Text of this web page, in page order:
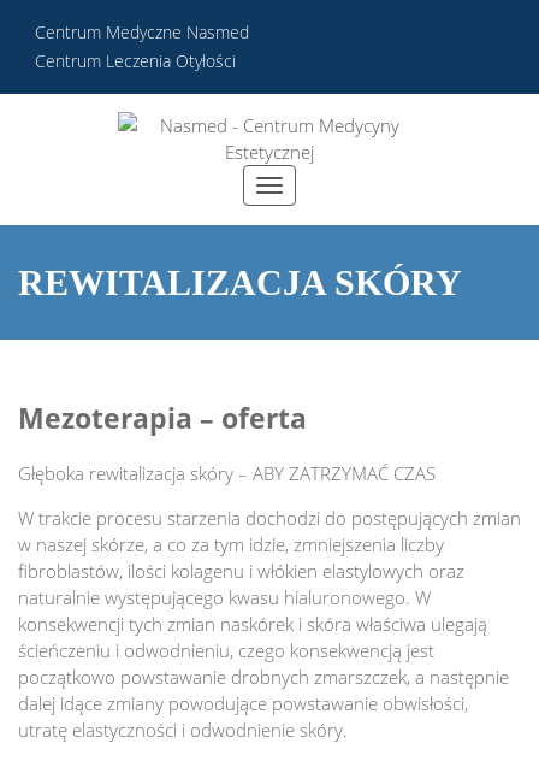
Centrum Medyczne Nasmed
Centrum Leczenia Otyłości
REWITALIZACJA SKÓRY
Mezoterapia – oferta
Głęboka rewitalizacja skóry – ABY ZATRZYMAĆ CZAS
W trakcie procesu starzenia dochodzi do postępujących zmian
w naszej skórze, a co za tym idzie, zmniejszenia liczby
fibroblastów, ilości kolagenu i włókien elastylowych oraz
naturalnie występującego kwasu hialuronowego. W
konsekwencji tych zmian naskórek i skóra właściwa ulegają
ścieńczeniu i odwodnieniu, czego konsekwencją jest
początkowo powstawanie drobnych zmarszczek, a następnie
dalej idące zmiany powodujące powstawanie obwisłości,
utratę elastyczności i odwodnienie skóry.